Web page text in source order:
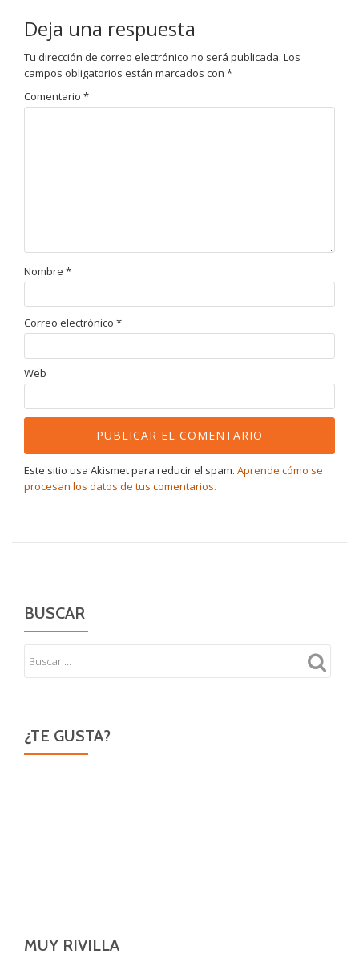
Deja una respuesta
Tu dirección de correo electrónico no será publicada. Los
campos obligatorios están marcados con *
Comentario *
Nombre *
Correo electrónico *
Web
Este sitio usa Akismet para reducir el spam. Aprende cómo se
procesan los datos de tus comentarios.
BUSCAR
¿TE GUSTA?
MUY RIVILLA